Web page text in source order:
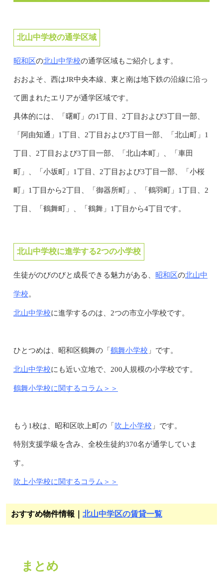
北山中学校の通学区域
昭和区の北山中学校の通学区域もご紹介します。
おおよそ、西はJR中央本線、東と南は地下鉄の沿線に沿っ
て囲まれたエリアが通学区域です。
具体的には、「曙町」の1丁目、2丁目および3丁目一部、
「阿由知通」1丁目、2丁目および3丁目一部、「北山町」1
丁目、2丁目および3丁目一部、「北山本町」、「車田
町」、「小坂町」1丁目、2丁目および3丁目一部、「小桜
町」1丁目から2丁目、「御器所町」、「鶴羽町」1丁目、2
丁目、「鶴舞町」、「鶴舞」1丁目から4丁目です。
北山中学校に進学する2つの小学校
生徒がのびのびと成長できる魅力がある、 昭和区の北山中
学校。
北山中学校に進学するのは、2つの市立小学校です。
ひとつめは、昭和区鶴舞の「 鶴舞小学校 」です。
北山中学校にも近い立地で、200人規模の小学校です。
鶴舞小学校に関するコラム＞＞
もう1校は、昭和区吹上町の「 吹上小学校 」です。
特別支援学級を含み、全校生徒約370名が通学していま
す。
吹上小学校に関するコラム＞＞
おすすめ物件情報｜ 北山中学区の賃貸一覧
まとめ